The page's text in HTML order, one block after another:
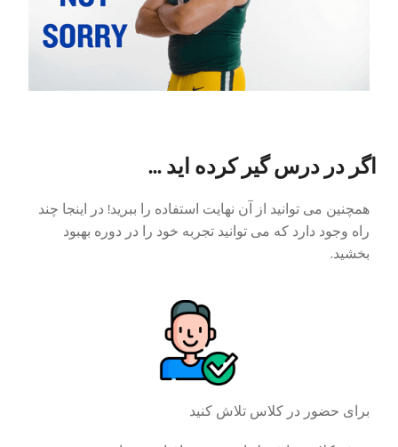
اگر در درس گیر کرده اید ...
همچنین می توانید از آن نهایت استفاده را ببرید! در اینجا چند
راه وجود دارد که می توانید تجربه خود را در دوره بهبود
بخشید.
برای حضور در کلاس تلاش کنید